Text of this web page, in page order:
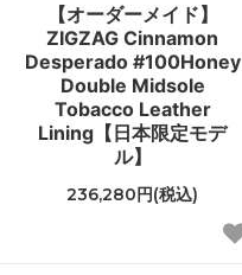
【オーダーメイド】
ZIGZAG Cinnamon
Desperado #100Honey
Double Midsole
Tobacco Leather
Lining【日本限定モデ
ル】
236,280円(税込)